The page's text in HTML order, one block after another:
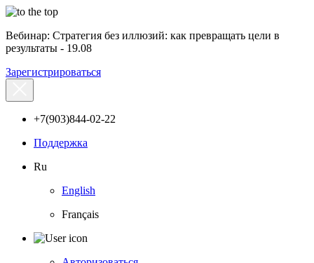
Вебинар: Стратегия без иллюзий: как превращать цели в
результаты - 19.08
Зарегистрироваться
+7(903)844-02-22
Поддержка
Ru
English
Français